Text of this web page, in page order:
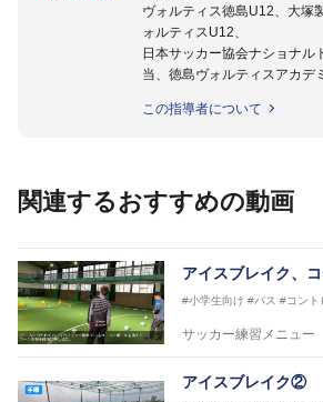
ヴォルティス徳島U12、大塚
ォルティスU12、
日本サッカー協会ナショナル
当、徳島ヴォルティスアカデ
日本サッカー協会公認B級養
協会公認キッズリーダーチー
【指導歴】
FリーグU23選抜監督、ミャン
表監督
日本サッカー協会フットサル
（アジアサッカー連盟）フッ
JFA公認A級コーチジェネラル
この指導者について
関連するおすすめの動画
アイスブレイク、
#小学生向け #パス #コント
サッカー練習メニュー
アイスブレイク②